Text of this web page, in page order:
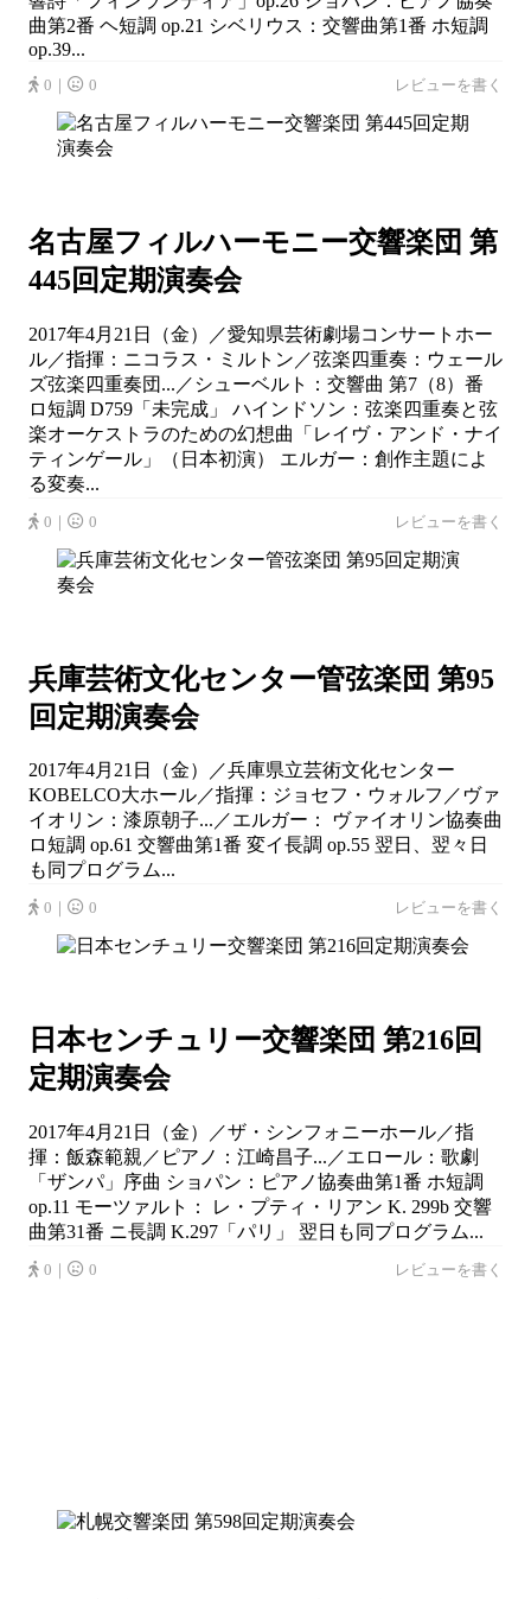
曲第2番 ヘ短調 op.21 シベリウス：交響曲第1番 ホ短調
op.39...
0｜ 0 レビューを書く
名古屋フィルハーモニー交響楽団 第
445回定期演奏会
2017年4月21日（金）／愛知県芸術劇場コンサートホー
ル／指揮：ニコラス・ミルトン／弦楽四重奏：ウェール
ズ弦楽四重奏団...／シューベルト：交響曲 第7（8）番
ロ短調 D759「未完成」 ハインドソン：弦楽四重奏と弦
楽オーケストラのための幻想曲「レイヴ・アンド・ナイ
ティンゲール」（日本初演） エルガー：創作主題によ
る変奏...
0｜ 0 レビューを書く
兵庫芸術文化センター管弦楽団 第95
回定期演奏会
2017年4月21日（金）／兵庫県立芸術文化センター
KOBELCO大ホール／指揮：ジョセフ・ウォルフ／ヴァ
イオリン：漆原朝子...／エルガー： ヴァイオリン協奏曲
ロ短調 op.61 交響曲第1番 変イ長調 op.55 翌日、翌々日
も同プログラム...
0｜ 0 レビューを書く
日本センチュリー交響楽団 第216回
定期演奏会
2017年4月21日（金）／ザ・シンフォニーホール／指
揮：飯森範親／ピアノ：江崎昌子...／エロール：歌劇
「ザンパ」序曲 ショパン：ピアノ協奏曲第1番 ホ短調
op.11 モーツァルト： レ・プティ・リアン K. 299b 交響
曲第31番 ニ長調 K.297「パリ」 翌日も同プログラム...
0｜ 0 レビューを書く